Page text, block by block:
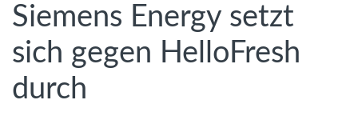
Siemens Energy setzt
sich gegen HelloFresh
durch